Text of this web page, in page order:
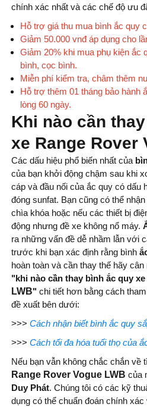
chính xác nhất và các chế độ ưu
Hỗ trợ giá thu mua bình ắc quy
Giảm 50.000 vnđ áp dụng cho
Giảm 20% khi mua phụ kiện ắc
bình, cọc bình.
Miễn phí kiểm tra, châm thêm
Hỗ trợ thêm 01 tháng bảo hành
lòng 60 ngày.
Khi nào cần
xe Range Rover
Các dấu hiệu phổ biến nhất của
của bạn khởi động chậm sau khi
cáp và đầu nối của ắc quy có dấu
đóng sunfat. Bạn cũng có thể
chìa khóa hoặc nếu các thiết bị
động nhưng đề xe không nổ máy.
ra những vấn đề dễ nhầm lẫn với
trước khi bạn xác định rằng bình
hoàn toàn và cần thay thế hãy
"khi nào cần thay bình ắc quy xe
LWB" chi tiết hơn bằng cách
đề xuất bên dưới:
>>> Cách nhận biết bình ắc quy
>>> Cách tối đa hóa tuổi thọ của
Nếu bạn vẫn không chắc chắn về
Range Rover Vogue LWB của
Duy Phát. Chúng tôi có các kỹ
dụng có thể chuẩn đoán chính